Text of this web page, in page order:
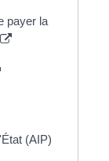
payer la
(AIP)